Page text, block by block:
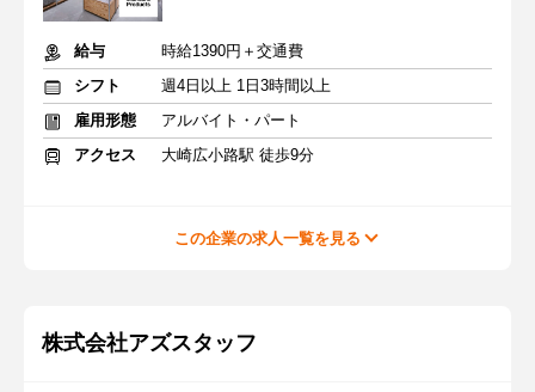
給与
時給1390円＋交通費
シフト
週4日以上 1日3時間以上
雇用形態
アルバイト・パート
アクセス
大崎広小路駅 徒歩9分
この企業の求人一覧を見る
株式会社アズスタッフ